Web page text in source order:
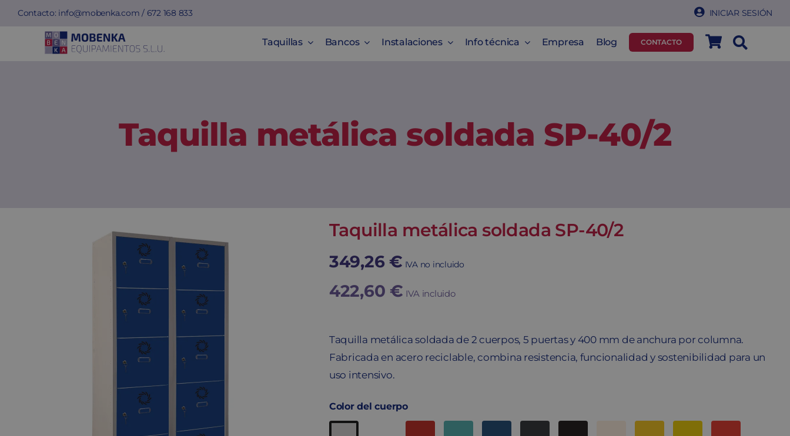
Saltar
contenido
Contacto: info@mobenka.com / 672 168 833 INICIAR SESIÓN
Taquillas Bancos Instalaciones Info técnica Empresa Blog CONTACTO
Taquilla metálica soldada SP-40/2
Taquilla metálica soldada SP-40/2
349,26 € IVA no incluido
422,60 € IVA incluido
Taquilla metálica soldada de 2 cuerpos, 5 puertas y 400 mm de anchura por columna.
Fabricada en acero reciclable, combina resistencia, funcionalidad y sostenibilidad para un
uso intensivo.
Color del cuerpo